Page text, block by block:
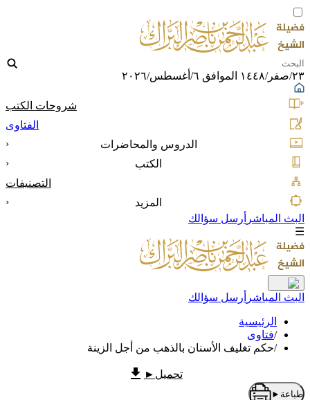
٢٣/صفر/١٤٤٨ الموافق ٦/أغسطس/٢٠٢٦
شروحات الكتب
الفتاوى
الدروس والمحاضرات
‹
الكتب
‹
التصنيفات
المزيد
‹
البث المباشر أرسل سؤالك
☰
البث المباشر أرسل سؤالك
الرئيسية
/فتاوى
/حكم تغليف الأسنان بالذهب من أجل الزينة
تحميل ►
طباعة ►